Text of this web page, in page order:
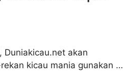
Duniakicau.net akan
kicau mania gunakan …